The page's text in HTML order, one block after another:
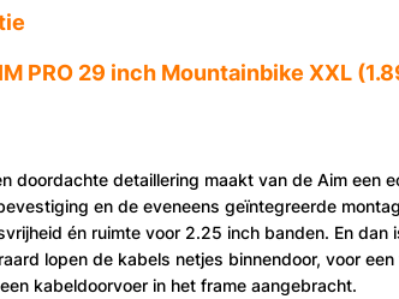
PRO 29 inch Mountainbike XXL
doordachte detaillering maakt van de Aim
en de eveneens geïntegreerde
én ruimte voor 2.25 inch banden. En
lopen de kabels netjes binnendoor, voor
kabeldoorvoer in het frame aangebracht.